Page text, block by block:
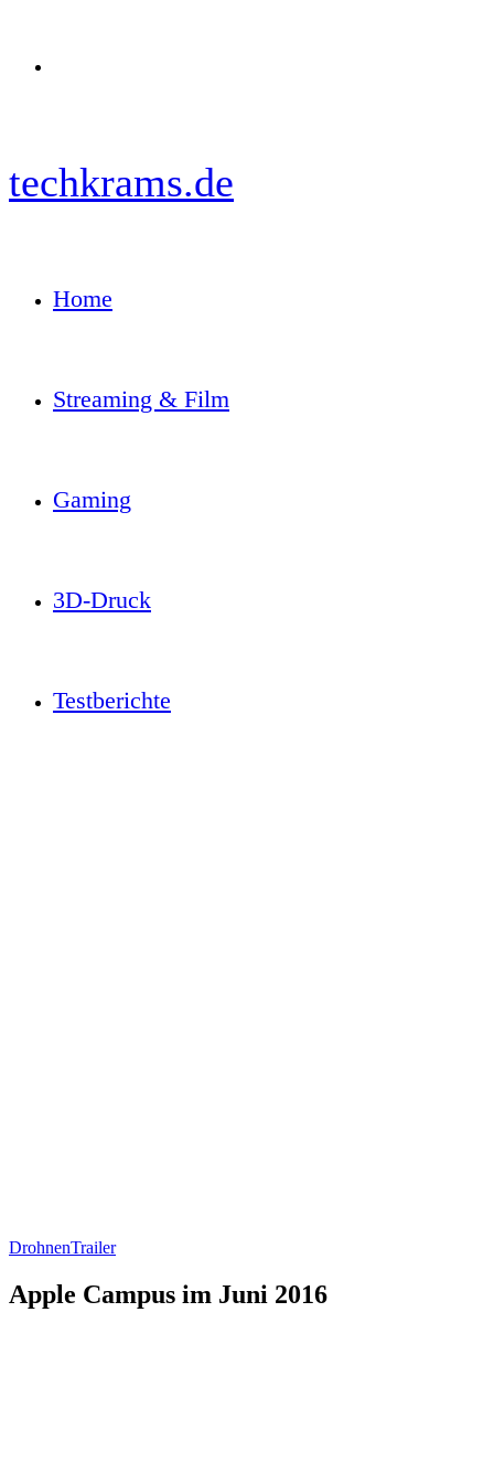
techkrams.de
Home
Streaming & Film
Gaming
3D-Druck
Testberichte
DrohnenTrailer
Apple Campus im Juni 2016